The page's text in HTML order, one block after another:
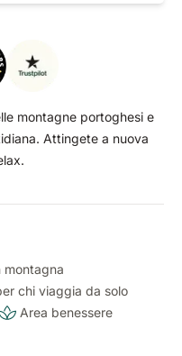
montagne portoghesi e
Attingete a nuova
montagna
chi viaggia da solo
Area benessere